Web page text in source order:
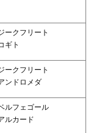
ークフリート
ギト
ークフリート
ンドロメダ
ルフェゴール
ルカード